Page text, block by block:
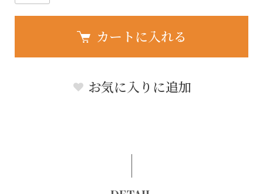
カートに入れる
お気に入りに追加